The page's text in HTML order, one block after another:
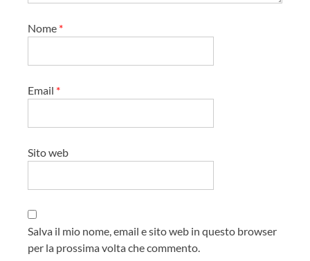
Nome *
Email *
Sito web
Salva il mio nome, email e sito web in questo browser
per la prossima volta che commento.